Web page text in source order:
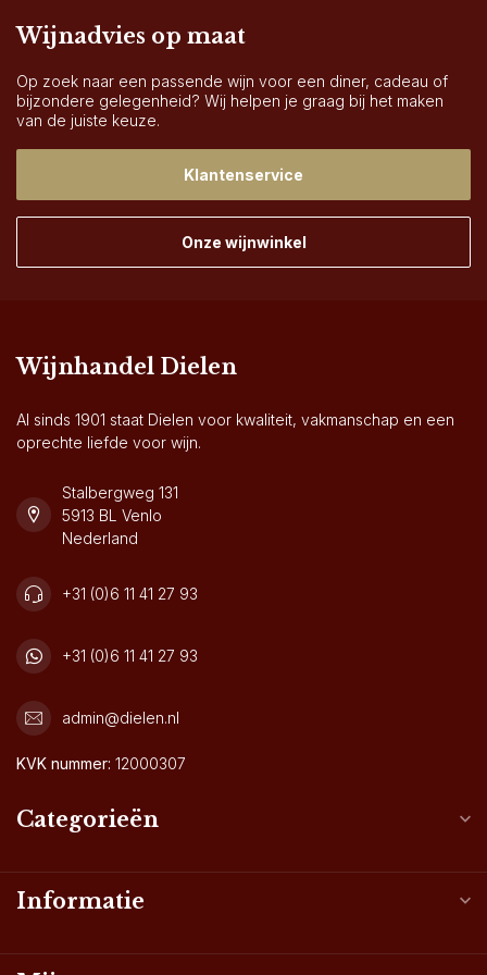
Wijnadvies op maat
Op zoek naar een passende wijn voor een diner, cadeau of
bijzondere gelegenheid? Wij helpen je graag bij het maken
van de juiste keuze.
Klantenservice
Onze wijnwinkel
Wijnhandel Dielen
Al sinds 1901 staat Dielen voor kwaliteit, vakmanschap en een
oprechte liefde voor wijn.
Stalbergweg 131
5913 BL Venlo
Nederland
+31 (0)6 11 41 27 93
+31 (0)6 11 41 27 93
admin@dielen.nl
KVK nummer: 12000307
Categorieën
Informatie